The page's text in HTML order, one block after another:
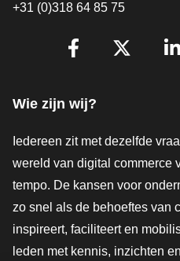
+31 (0)318 64 85 75
Volg je ons al?
Wie zijn wij?
Iedereen zit met dezelfde
wereld van digital commerce
tempo. De kansen voor
zo snel als de behoeftes van
inspireert, faciliteert en
leden met kennis, inzichten